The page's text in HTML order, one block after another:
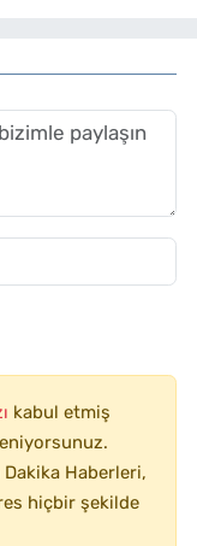
kabul etmiş
Dakika Haberleri,
hiçbir şekilde